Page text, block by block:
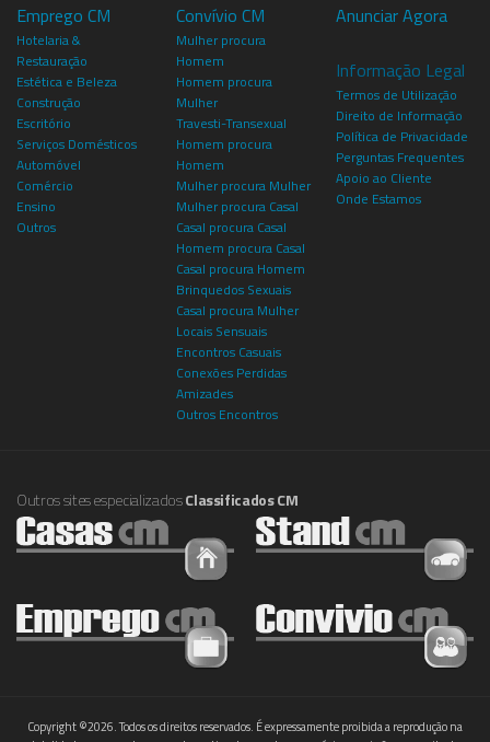
Emprego CM
Hotelaria &
Restauração
Estética e Beleza
Construção
Escritório
Serviços Domésticos
Automóvel
Comércio
Ensino
Outros
Convívio CM
Mulher procura
Homem
Homem procura
Mulher
Travesti-Transexual
Homem procura
Homem
Mulher procura Mulher
Mulher procura Casal
Casal procura Casal
Homem procura Casal
Casal procura Homem
Brinquedos Sexuais
Casal procura Mulher
Locais Sensuais
Encontros Casuais
Conexões Perdidas
Amizades
Outros Encontros
Anunciar Agora
Informação Legal
Termos de Utilização
Direito de Informação
Política de Privacidade
Perguntas Frequentes
Apoio ao Cliente
Onde Estamos
Outros sites especializadosClassificados CM
Copyright ©2026. Todos os direitos reservados. É expressamente proibida a reprodução na